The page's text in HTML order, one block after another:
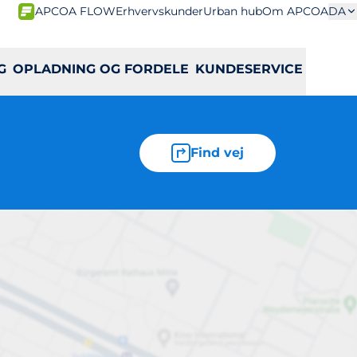
APCOA FLOWErhvervskunderUrban hubOm APCOADA
OPLADNING OG FORDELE KUNDESERVICE
Find vej